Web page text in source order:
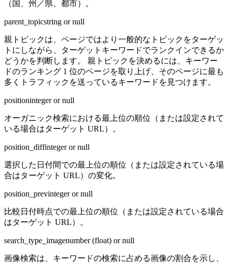
（国、州／県、都市）。
parent_topicstring or null
親トピックは、ページではより一般的なトピックをターゲッ
トにしながら、ターゲットキーワードでランクインできるか
どうかを判断します。 親トピックを決めるには、キーワー
ドのランキング 1 位のページを取り上げ、そのページに最も
多くトラフィックを送っているキーワードを見つけます。
positioninteger or null
オーガニック検索における最上位の順位（または設定されて
いる場合はターゲット URL）。
position_diffinteger or null
選択した日付間での最上位の順位（または設定されている場
合はターゲット URL）の変化。
position_previnteger or null
比較日付時点での最上位の順位（または設定されている場合
はターゲット URL）。
search_type_imagenumber (float) or null
画像検索は、キーワードの検索に占める画像の割合を示し、